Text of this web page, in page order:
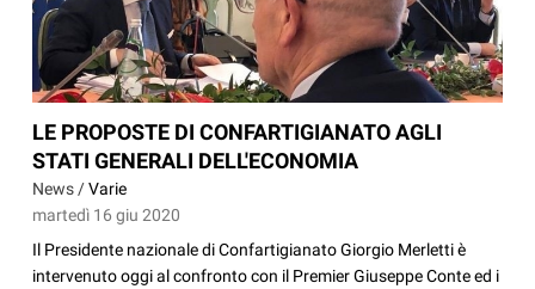
LE PROPOSTE DI CONFARTIGIANATO AGLI
STATI GENERALI DELL'ECONOMIA
News /Varie
martedì 16 giu 2020
Il Presidente nazionale di Confartigianato Giorgio Merletti è
intervenuto oggi al confronto con il Premier Giuseppe Conte ed i